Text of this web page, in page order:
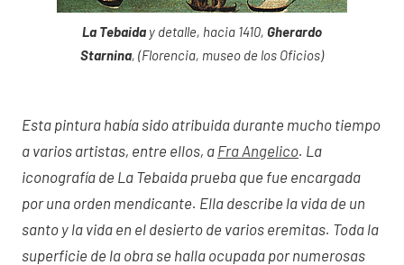
La Tebaida y detalle, hacia 1410, Gherardo
Starnina, (Florencia, museo de los Oficios)
Esta pintura había sido atribuida durante mucho tiempo
a varios artistas, entre ellos, a Fra Angelico. La
iconografía de La Tebaida prueba que fue encargada
por una orden mendicante. Ella describe la vida de un
santo y la vida en el desierto de varios eremitas. Toda la
superficie de la obra se halla ocupada por numerosas